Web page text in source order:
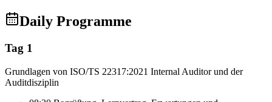
Daily Programme
Tag 1
Grundlagen von ISO/TS 22317:2021 Internal Auditor und der
Auditdisziplin